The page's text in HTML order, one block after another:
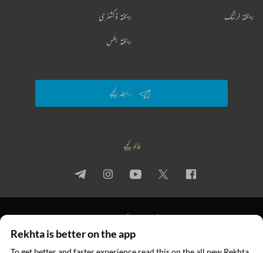
ریختہ ڈکشنری ریختہ لرننگ
ریختہ بکس
رابطہ کیجیے
فالو کیجیے
© 2026 Rekhta™ Foundation. All rights reserved.
Rekhta is better on the app